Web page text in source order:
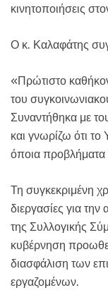
κινητοποιήσεις
Ο κ. Καλαφάτης
«Πρώτιστο
του
Συναντήθηκα με
και γνωρίζω ότι
όποια προβλήματα
Τη συγκεκριμένη
διεργασίες για
της Συλλογικής
κυβέρνηση
διασφάλιση των
εργαζομένων.